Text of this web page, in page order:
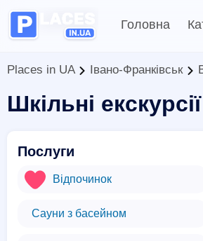
Головна
Places in UA Івано-Франківськ
Шкільні
Послуги
Відпочинок
Сауни з басейном